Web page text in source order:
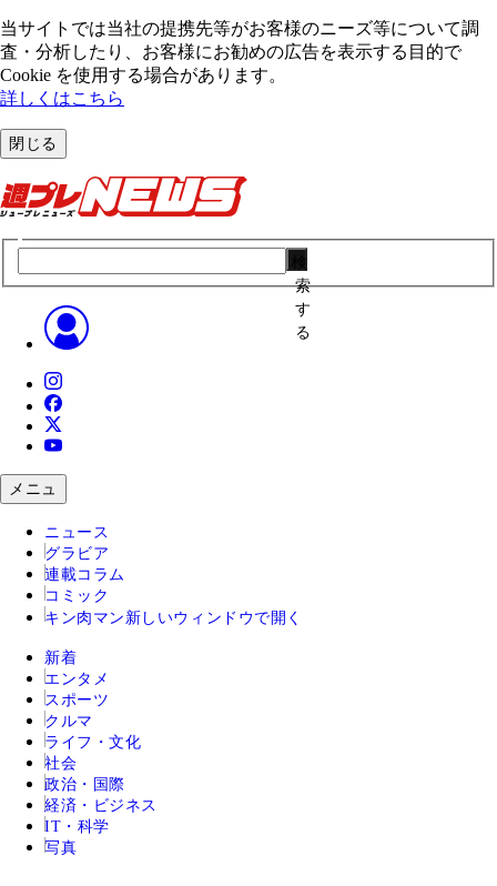
当サイトでは当社の提携先等がお客様のニーズ等について調
査・分析したり、お客様にお勧めの広告を表⽰する⽬的で
Cookie を使⽤する場合があります。
詳しくはこちら
閉じる
索
す
る
メニュ
ニュース
グラビア
連載コラム
コミック
キン肉マン 新しいウィンドウで開く
新着
エンタメ
スポーツ
クルマ
ライフ・文化
社会
政治・国際
経済・ビジネス
IT・科学
写真